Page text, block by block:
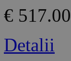
€ 517.00
Detalii